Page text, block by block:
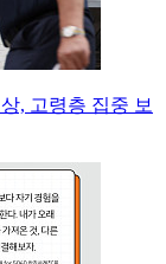
, 고령층 집중 보